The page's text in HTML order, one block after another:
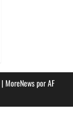
| MoreNewspor AF